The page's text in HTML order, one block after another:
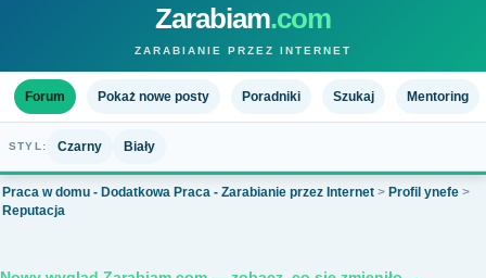
Zarabiam.com
ZARABIANIE PRZEZ INTERNET
Forum Pokaż nowe posty Poradniki Szukaj Mentoring
STYL: Czarny Biały
Praca w domu - Dodatkowa Praca - Zarabianie przez Internet > Profil ynefe >
Reputacja